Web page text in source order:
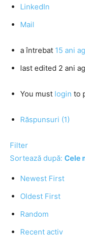
LinkedIn
Mail
a întrebat 15 ani
last edited 2 ani
You must login to
Răspunsuri (1)
Filter
Sortează după: Cele
Newest First
Oldest First
Random
Recent activ